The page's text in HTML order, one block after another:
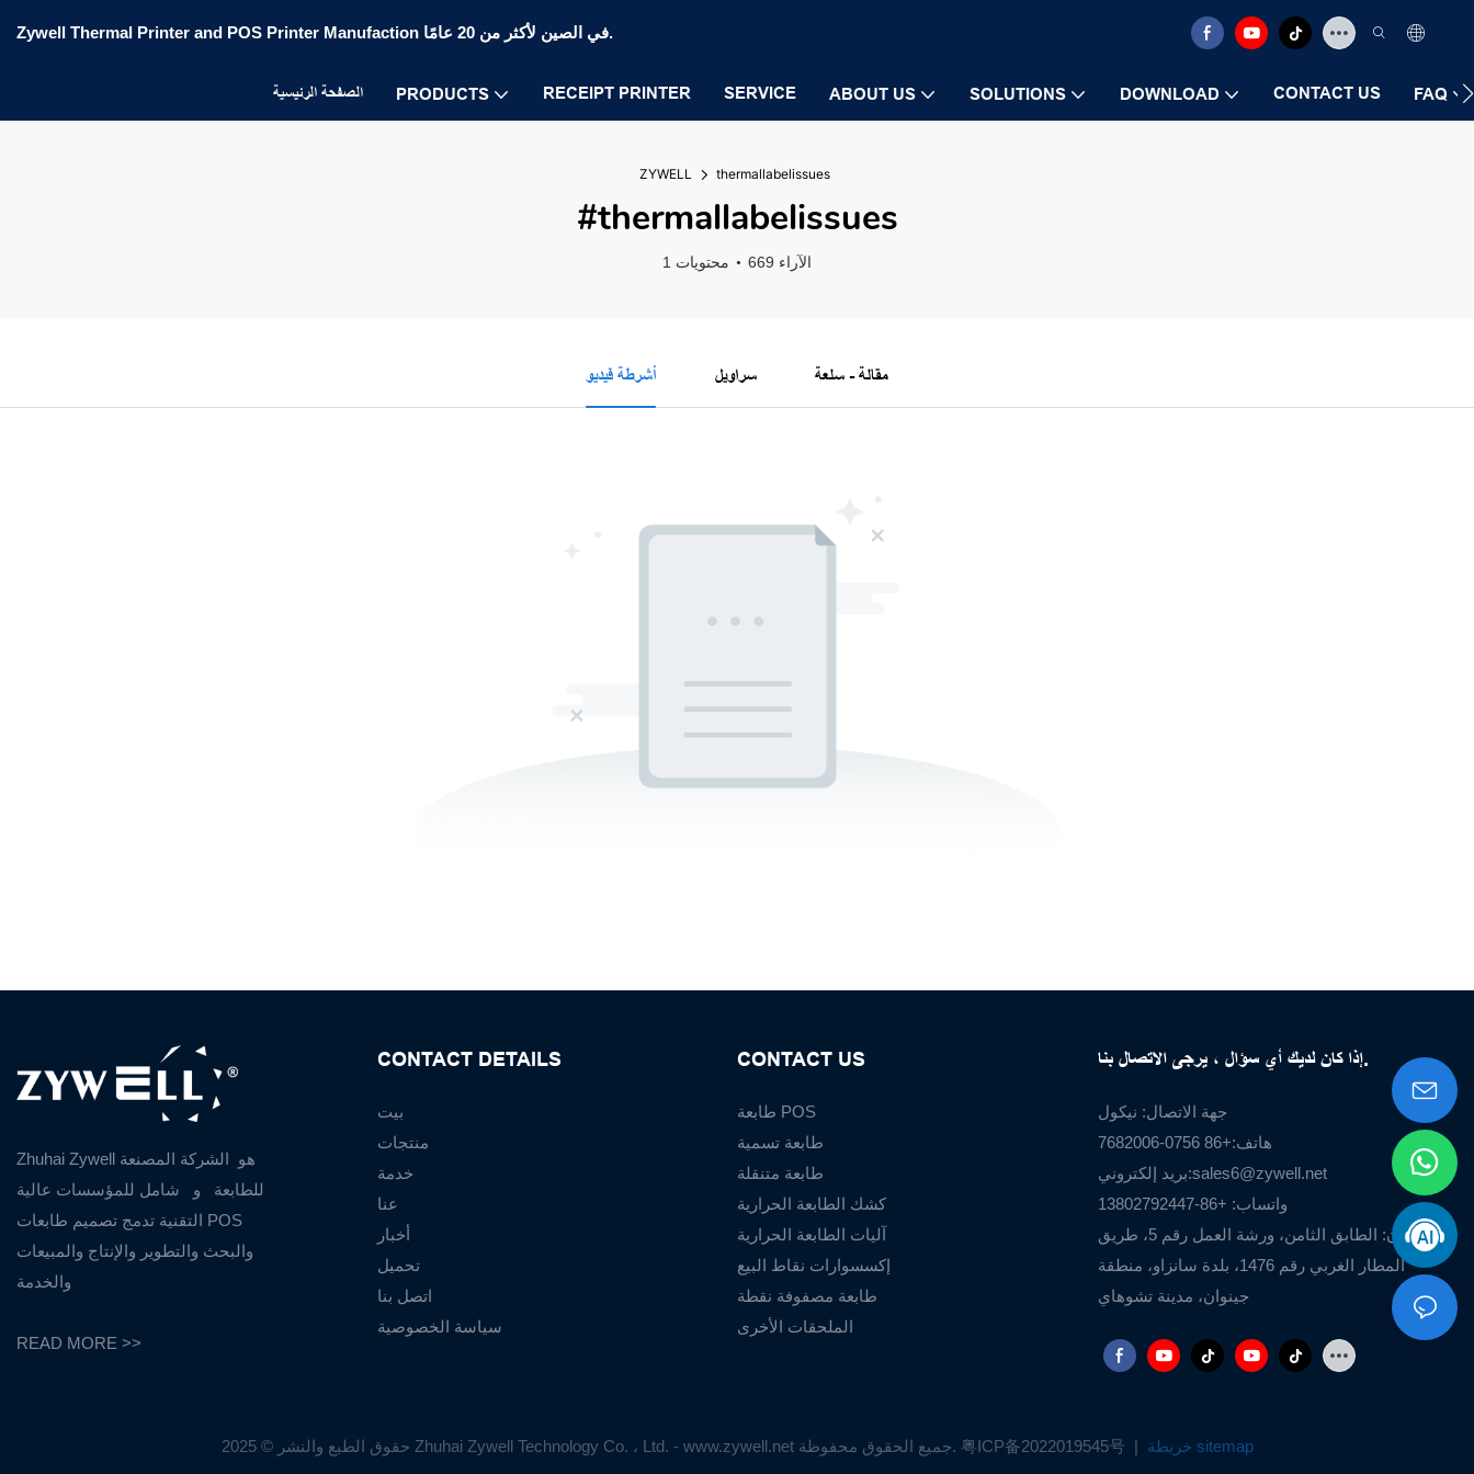
Zywell Thermal Printer and POS Printer Manufaction في الصين لأكثر من 20 عامًا.
الصفحة الرئيسية PRODUCTS RECEIPT PRINTER SERVICE ABOUT US SOLUTIONS DOWNLOAD CONTACT US FAQ
ZYWELL thermallabelissues
#thermallabelissues
1 محتويات 669 الآراء
أشرطة فيديو سراويل مقالة - سلعة
Zhuhai Zywell هو الشركة المصنعة
للطابعة
و
شامل للمؤسسات عالية
التقنية تدمج تصميم طابعات POS
والبحث والتطوير والإنتاج والمبيعات
READ MORE >>
CONTACT DETAILS
بيت
منتجات
خدمة
عنا
أخبار
تحميل
اتصل بنا
سياسة الخصوصية
CONTACT US
طابعة POS
طابعة تسمية
طابعة متنقلة
كشك الطابعة الحرارية
آليات الطابعة الحرارية
إكسسوارات نقاط البيع
طابعة مصفوفة نقطة
الملحقات الأخرى
إذا كان لديك أي سؤال ، يرجى الاتصال بنا.
جهة الاتصال: نيكول
هاتف:+86 0756-7682006
بريد إلكتروني:sales6@zywell.net
واتساب: +86-13802792447
العنوان: الطابق الثامن، ورشة العمل رقم 5، طريق
المطار الغربي رقم 1476، بلدة سانزاو، منطقة
جينوان، مدينة تشوهاي
حقوق الطبع والنشر © 2025 Zhuhai Zywell Technology Co. ، Ltd. - www.zywell.net جميع الحقوق محفوظة. 粤ICP备2022019545号 | خريطة sitemap